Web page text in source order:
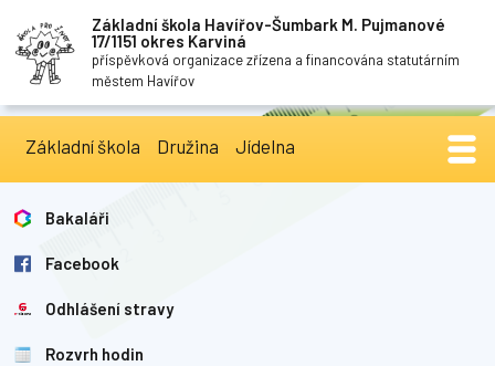
Základní škola Havířov-Šumbark M. Pujmanové
17/1151 okres Karviná
příspěvková organizace zřízena a financována statutárním
městem Havířov
Základní škola Družina Jídelna
Bakaláři
Facebook
Odhlášení stravy
Rozvrh hodin